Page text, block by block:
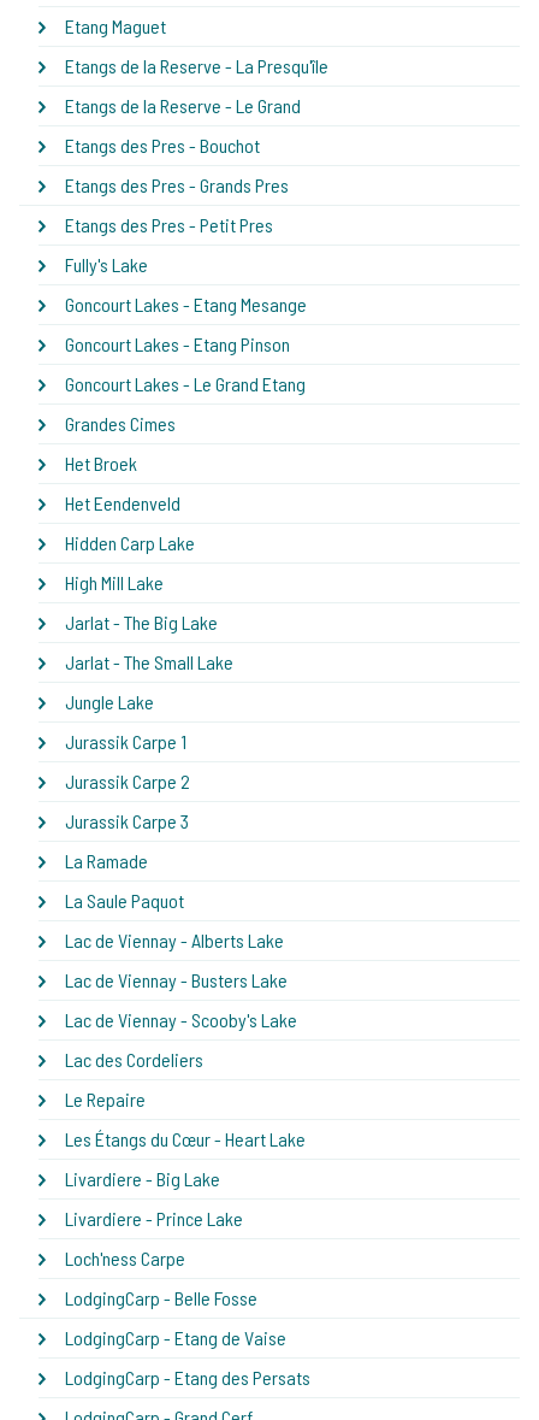
Etang Maguet
Etangs de la Reserve - La Presqu'île
Etangs de la Reserve - Le Grand
Etangs des Pres - Bouchot
Etangs des Pres - Grands Pres
Etangs des Pres - Petit Pres
Fully's Lake
Goncourt Lakes - Etang Mesange
Goncourt Lakes - Etang Pinson
Goncourt Lakes - Le Grand Etang
Grandes Cimes
Het Broek
Het Eendenveld
Hidden Carp Lake
High Mill Lake
Jarlat - The Big Lake
Jarlat - The Small Lake
Jungle Lake
Jurassik Carpe 1
Jurassik Carpe 2
Jurassik Carpe 3
La Ramade
La Saule Paquot
Lac de Viennay - Alberts Lake
Lac de Viennay - Busters Lake
Lac de Viennay - Scooby's Lake
Lac des Cordeliers
Le Repaire
Les Étangs du Cœur - Heart Lake
Livardiere - Big Lake
Livardiere - Prince Lake
Loch'ness Carpe
LodgingCarp - Belle Fosse
LodgingCarp - Etang de Vaise
LodgingCarp - Etang des Persats